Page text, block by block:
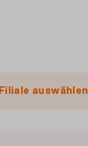
Filiale auswählen